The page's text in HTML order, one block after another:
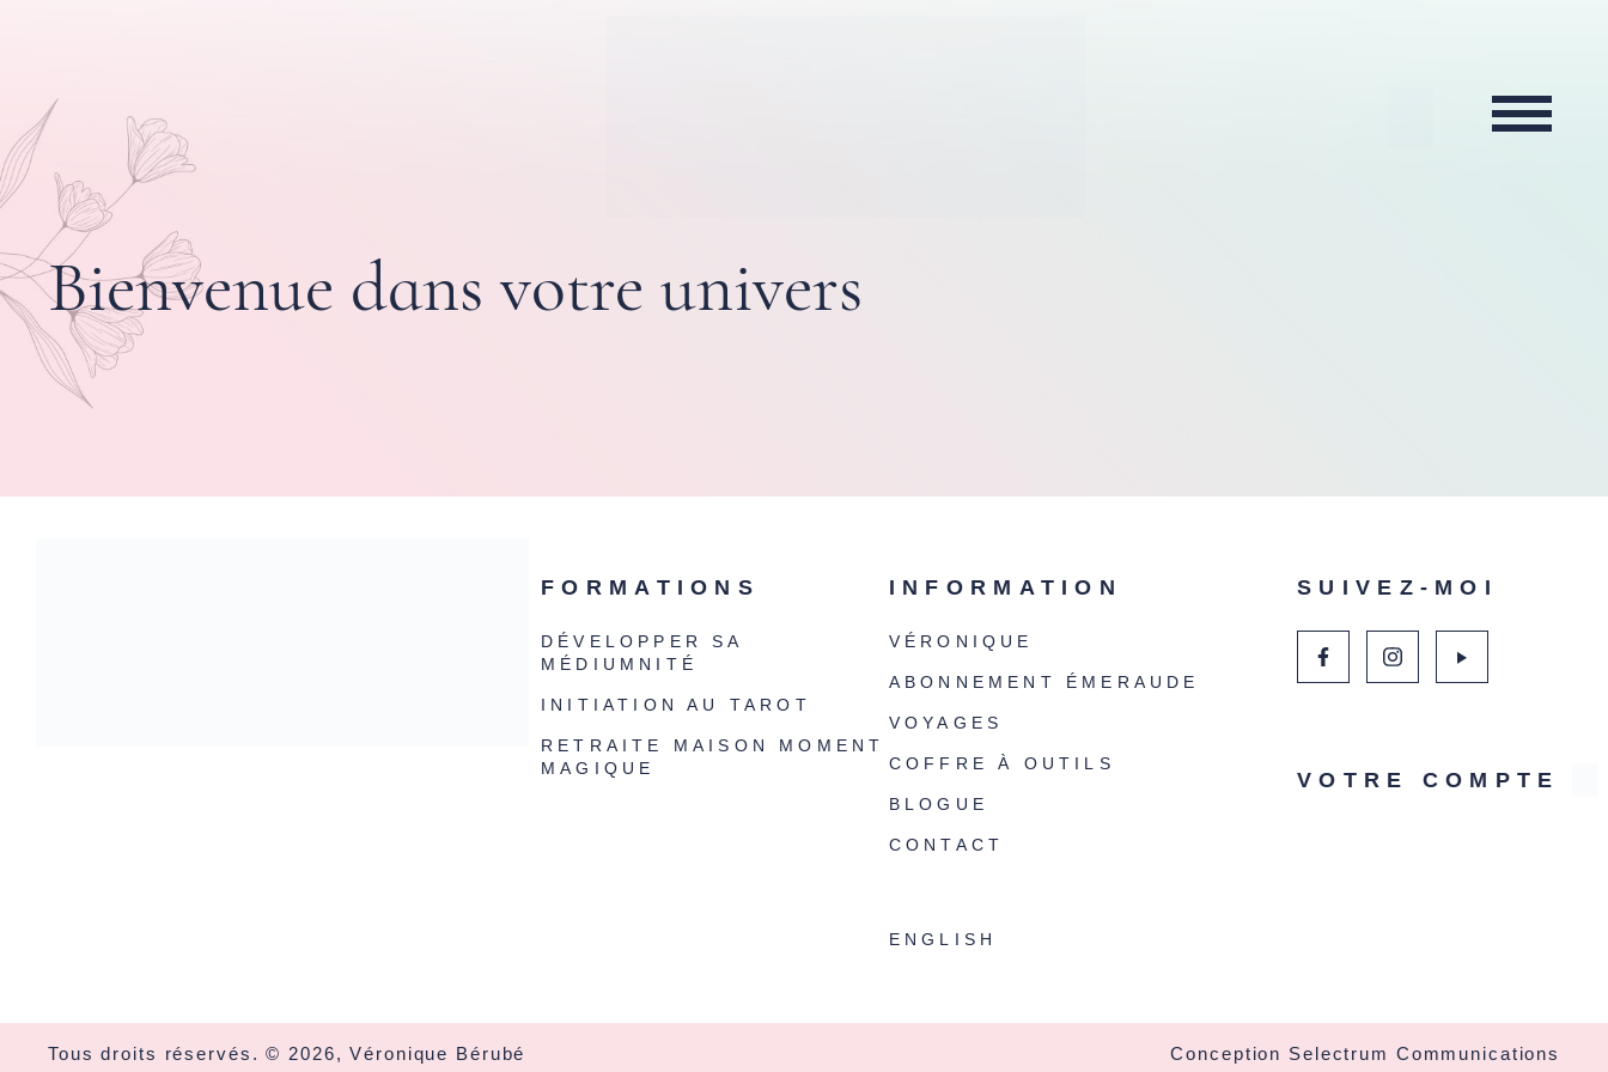
Bienvenue dans votre univers
FORMATIONS
DÉVELOPPER SA
MÉDIUMNITÉ
INITIATION AU TAROT
RETRAITE MAISON MOMENT
MAGIQUE
INFORMATION
VÉRONIQUE
ABONNEMENT ÉMERAUDE
VOYAGES
COFFRE À OUTILS
BLOGUE
CONTACT
ENGLISH
SUIVEZ-MOI
VOTRE COMPTE
Tous droits réservés. © 2026, Véronique Bérubé Conception Selectrum Communications